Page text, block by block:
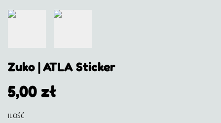
Zuko | ATLA Sticker
5,00 zł
ILOŚĆ